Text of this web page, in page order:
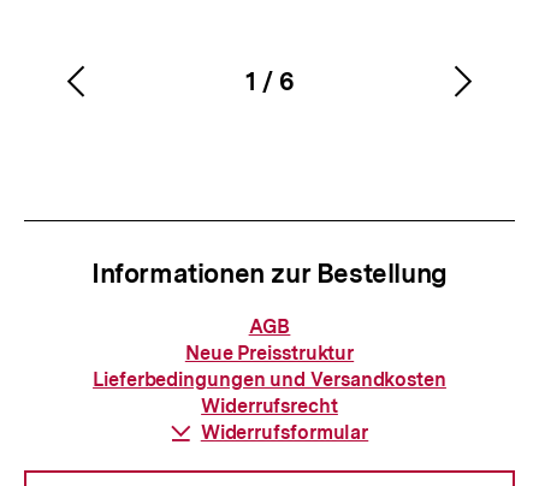
Karussellinhalt
1
von
/ 6
Vorherigen
Informationen zur Bestellung
Informationen
zur
Bestellung
AGB
Neue Preisstruktur
Lieferbedingungen und Versandkosten
Widerrufsrecht
Download-
Widerrufsformular